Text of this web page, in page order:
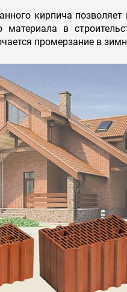
кирпича
материала в
промерзание в